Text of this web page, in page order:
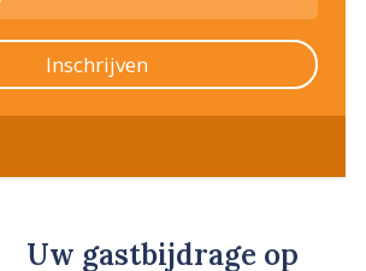
Inschrijven
Uw gastbijdrage op